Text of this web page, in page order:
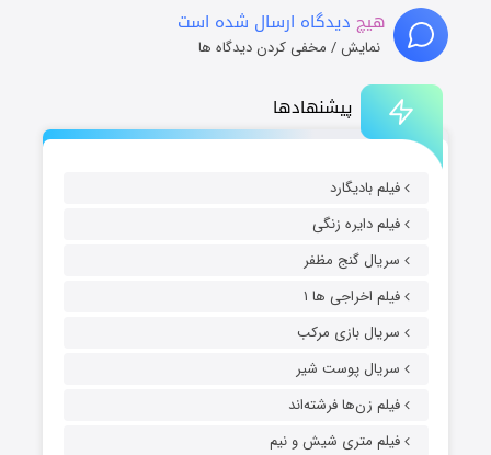
پیشنهادها
فیلم بادیگارد
فیلم دایره زنگی
سریال گنج مظفر
فیلم اخراجی ها ۱
سریال بازی مرکب
سریال پوست شیر
فیلم زن‌ها فرشته‌اند
فیلم متری شیش و نیم
هیچ دیدگاه ارسال شده است
نمایش / مخفی کردن دیدگاه ها